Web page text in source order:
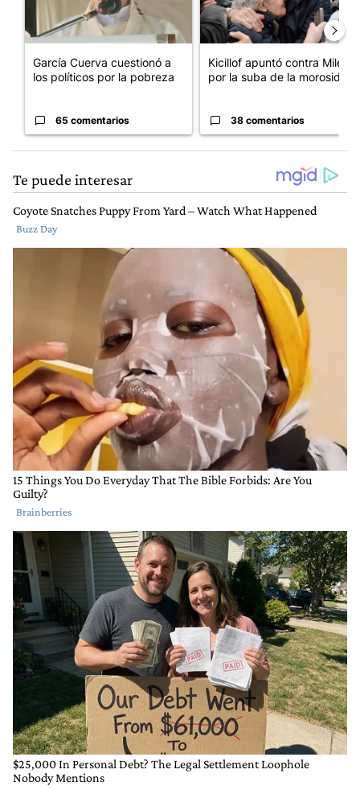
García Cuerva cuestionó a
los políticos por la pobreza
65 comentarios
Kicillof apuntó contra Milei
por la suba de la morosida...
38 comentarios